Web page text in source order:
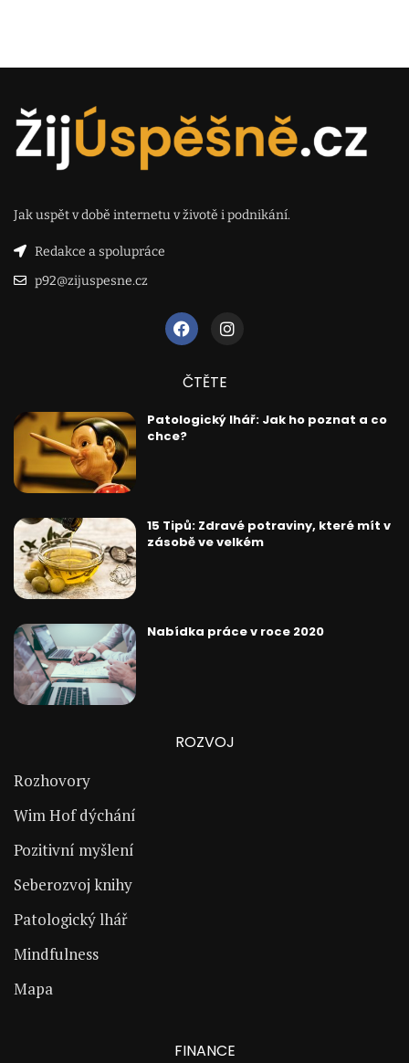
Jak uspět v době internetu v životě i podnikání.
Redakce a spolupráce
p92@zijuspesne.cz
ČTĚTE
Patologický lhář: Jak ho poznat a co
chce?
15 Tipů: Zdravé potraviny, které mít v
zásobě ve velkém
Nabídka práce v roce 2020
ROZVOJ
Rozhovory
Wim Hof dýchání
Pozitivní myšlení
Seberozvoj knihy
Patologický lhář
Mindfulness
Mapa
FINANCE